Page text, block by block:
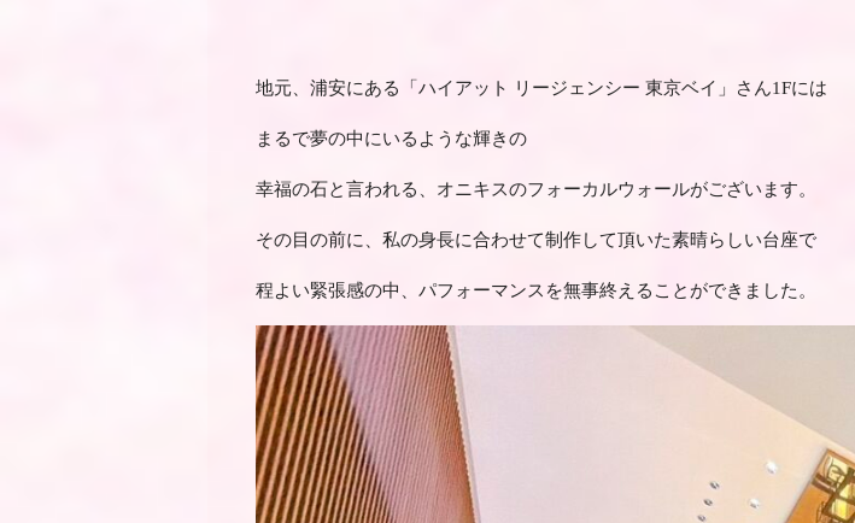
地元、浦安にある「ハイアット リージェンシー 東京ベイ」さん1Fには
まるで夢の中にいるような輝きの
幸福の石と言われる、オニキスのフォーカルウォールがございます。
その目の前に、私の身長に合わせて制作して頂いた素晴らしい台座で
程よい緊張感の中、パフォーマンスを無事終えることができました。